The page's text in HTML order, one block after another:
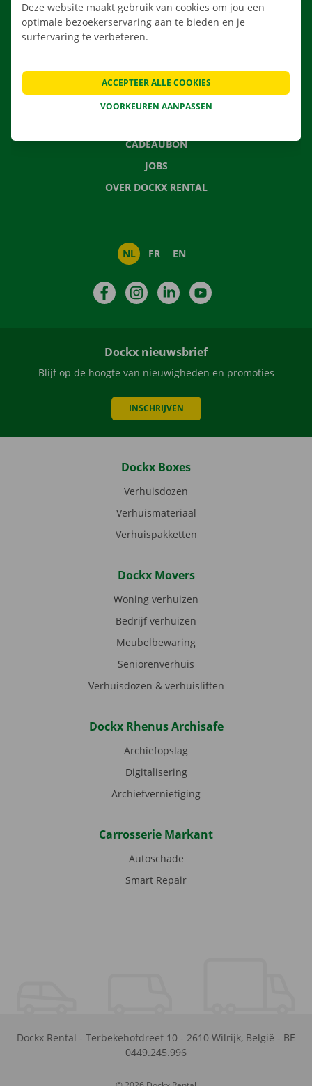
VERHUISOPLOSSINGEN
CONTACTEER ONS
VEELGESTELDE VRAGEN
CADEAUBON
JOBS
OVER DOCKX RENTAL
NL FR EN
FacebookInstagramLinkedIn
Dockx nieuwsbrief
Blijf op de hoogte van nieuwigheden en promoties
INSCHRIJVEN
Dockx Boxes
Verhuisdozen
Verhuismateriaal
Verhuispakketten
Dockx Movers
Woning verhuizen
Bedrijf verhuizen
Meubelbewaring
Seniorenverhuis
Verhuisdozen & verhuisliften
Dockx Rhenus Archisafe
Archiefopslag
Digitalisering
Archiefvernietiging
Carrosserie Markant
Autoschade
Smart Repair
Dockx Rental - Terbekehofdreef 10 - 2610 Wilrijk, België - BE
0449.245.996
Deze website maakt gebruik van cookies om jou een
optimale bezoekerservaring aan te bieden en je
surfervaring te verbeteren.
VOORKEUREN AANPASSEN
ACCEPTEER ALLE COOKIES